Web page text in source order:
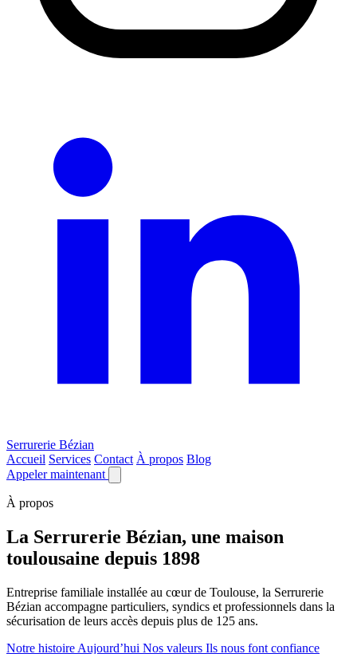
Serrurerie Bézian
Accueil Services Contact À propos Blog
Appeler maintenant
À propos
La Serrurerie Bézian, une maison
toulousaine depuis 1898
Entreprise familiale installée au cœur de Toulouse, la Serrurerie
Bézian accompagne particuliers, syndics et professionnels dans la
sécurisation de leurs accès depuis plus de 125 ans.
Notre histoire Aujourd’hui Nos valeurs Ils nous font confiance